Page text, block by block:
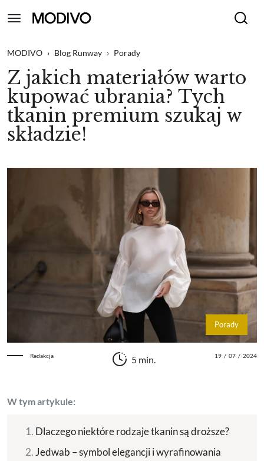
MODIVO › Blog Runway › Porady
Z jakich materiałów warto
kupować ubrania? Tych
tkanin premium szukaj w
składzie!
Porady
Redakcja 5 min. 19 / 07 / 2024
W tym artykule:
Dlaczego niektóre rodzaje tkanin są droższe?
Jedwab – symbol elegancji i wyrafinowania